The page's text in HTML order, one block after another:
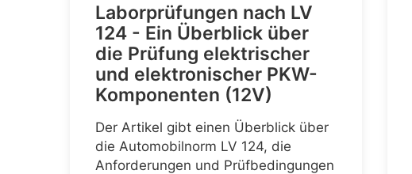
Laborprüfungen nach LV
124 - Ein Überblick über
die Prüfung elektrischer
und elektronischer PKW-
Komponenten (12V)
Der Artikel gibt einen Überblick über
die Automobilnorm LV 124, die
Anforderungen und Prüfbedingungen